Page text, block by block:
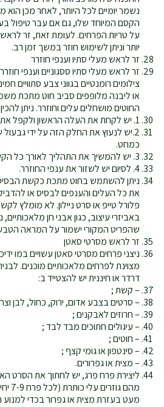
נשמר יומיים לכל היותר, לאחר מכן
הקסם המיוחד שלו, גם אם עבר טיפול
על טריות הפרחים. לעומת זאת, זר
יותר וניתן לשימוש חוזר במשך זמן רב.
זר לראש מעלי סתיו וענפי חוזרר
זר לראש מעלי סתיו ססגוניים וענפי
צילומים רומנטיים בגווני צבע סתוויים
או ליבנה מלופפים סביב חוט מתכת
החוטים מושחלים עלים וחוזרר. ניתן
1. יש לקחת את העלה הראשון ולקפל את הקצה.
2.יש לנעוץ את החלק הזה על ידי
כמחט.
3. יש להמשיך את התהליך לאורך כל הקשת.
4. לסיום יש לשזור את ענפי החוזרר.
ניתן להשתמש בחוט מתכת כקשת
את כל העלים והענפים לבסיס או
פלורל טייפ או סרט ניילון. לא מומלץ
באביזרי עיצוב, כגון אבני חן
שהפריט המקורי ישמור על המראה
זר לראש מסרטי סאטן
ניצני פרחים מסרטי סאטן עשויים במו
מצוינת לפרחים מלאכותיים מוכנים.
דרדר או חיננית יש להצטייד ב:
– קשת ;
– סרטים בצבע אדום, ירוק, כחול, לבן
– חרוזים לאבקנים ;
– עיגולים חתוכים מבד לבד ;
– חוטים ;
– סינטפון או גומי קצף ;
– מצית או גפרורים.
מהם
מעט בעזרת מצית או גפרור בכדי